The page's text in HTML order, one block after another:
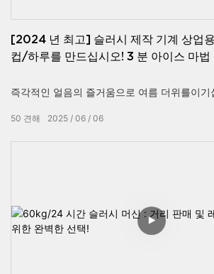
[2024 년 최고] 슬러시 제작 기계 상업
컵/하루를 만드십시오! 3 분 아이스 마법
즉각적인 얼음의 즐거움으로 여름 더위를이기
맛있는 슬러시를 만드는 복잡한 방법에 지쳤
파티, 친구와의 모임 또는 상점에서 상업용 용
2025 06 06
50 견해